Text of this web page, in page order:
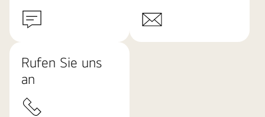
Rufen Sie uns
an